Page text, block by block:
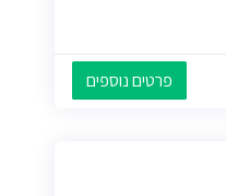
פרטים נוספים